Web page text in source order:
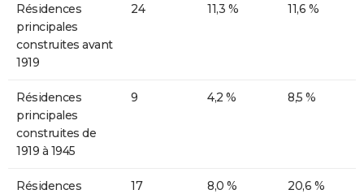
Résidences
principales
construites avant
1919
24 11,3 % 11,6 %
Résidences
principales
construites de
1919 à 1945
9 4,2 % 8,5 %
Résidences
17 8,0 % 20,6 %